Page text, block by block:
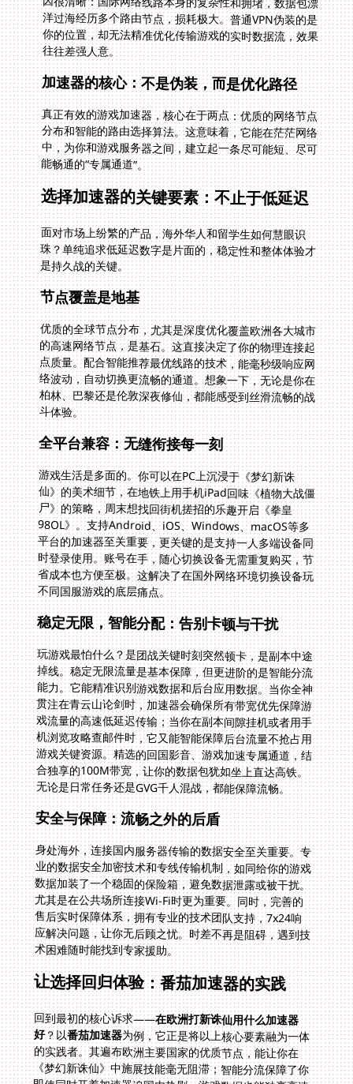
往往差强人意。
加速器的核心：不是伪装，而是优化路径
真正有效的游戏加速器，核心在于两点：优质的网络节点
分布和智能的路由选择算法。这意味着，它能在茫茫网络
中，为你和游戏服务器之间，建立起一条尽可能短、尽可
能畅通的“专属通道”。
选择加速器的关键要素：不止于低延迟
面对市场上纷繁的产品，海外华人和留学生如何慧眼识
珠？单纯追求低延迟数字是片面的，稳定性和整体体验才
是持久战的关键。
节点覆盖是地基
优质的全球节点分布，尤其是深度优化覆盖欧洲各大城市
的高速网络节点，是基石。这直接决定了你的物理连接起
点质量。配合智能推荐最优线路的技术，能毫秒级响应网
络波动，自动切换更流畅的通道。想象一下，无论是你在
柏林、巴黎还是伦敦深夜修仙，都能感受到丝滑流畅的战
斗体验。
全平台兼容：无缝衔接每一刻
游戏生活是多面的。你可以在PC上沉浸于《梦幻新诛
仙》的美术细节，在地铁上用手机iPad回味《植物大战僵
尸》的策略，周末想找回街机搓招的乐趣开启《拳皇
98OL》。支持Android、iOS、Windows、macOS等多
平台的加速器至关重要，更关键的是支持一人多端设备同
时登录使用。账号在手，随心切换设备无需重复购买，节
省成本也方便至极。这解决了在国外网络环境切换设备玩
不同国服游戏的底层痛点。
稳定无限，智能分配：告别卡顿与干扰
玩游戏最怕什么？是团战关键时刻突然顿卡，是副本中途
掉线。稳定无限流量是基本保障，但更进阶的是智能分流
能力。它能精准识别游戏数据和后台应用数据。当你全神
贯注在青云山论剑时，加速器会确保所有带宽优先保障游
戏流量的高速低延迟传输；当你在副本间隙挂机或者用手
机浏览攻略查邮件时，它又能智能保障后台流量不抢占用
游戏关键资源。精选的回国影音、游戏加速专属通道，结
合独享的100M带宽，让你的数据包犹如坐上直达高铁。
无论是日常任务还是GVG千人混战，都能保障流畅。
安全与保障：流畅之外的后盾
身处海外，连接国内服务器传输的数据安全至关重要。专
业的数据安全加密技术和专线传输机制，如同给你的游戏
数据加装了一个稳固的保险箱，避免数据泄露或被干扰。
尤其是在公共场所连接Wi-Fi时更为重要。同时，完善的
售后实时保障体系，拥有专业的技术团队支持，7x24响
应解决问题，让你无后顾之忧。时差不再是阻碍，遇到技
术困难随时能找到专家援助。
让选择回归体验：番茄加速器的实践
回到最初的核心诉求——在欧洲打新诛仙用什么加速器
好？以番茄加速器为例，它正是将以上核心要素融为一体
的实践者。其遍布欧洲主要国家的优质节点，能让你在
《梦幻新诛仙》中施展技能毫无阻滞；智能分流保障了你
即使同时开着加速器追国内热剧，游戏数据也能独享高速
通道不被打扰。无论你是想在巴黎的宿舍重温童年回忆挑